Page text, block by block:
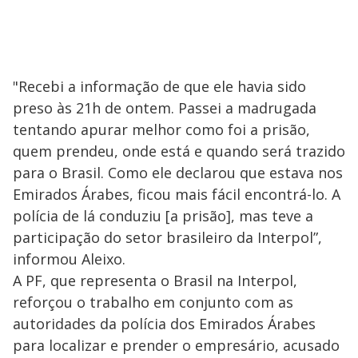
"Recebi a informação de que ele havia sido
preso às 21h de ontem. Passei a madrugada
tentando apurar melhor como foi a prisão,
quem prendeu, onde está e quando será trazido
para o Brasil. Como ele declarou que estava nos
Emirados Árabes, ficou mais fácil encontrá-lo. A
polícia de lá conduziu [a prisão], mas teve a
participação do setor brasileiro da Interpol”,
informou Aleixo.
A PF, que representa o Brasil na Interpol,
reforçou o trabalho em conjunto com as
autoridades da polícia dos Emirados Árabes
para localizar e prender o empresário, acusado